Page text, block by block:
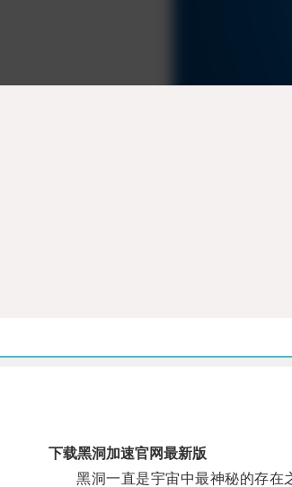
下载黑洞加速官网最新版
黑洞一直是宇宙中最神秘的存在